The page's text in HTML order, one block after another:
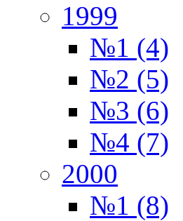
1999
№1 (4)
№2 (5)
№3 (6)
№4 (7)
2000
№1 (8)